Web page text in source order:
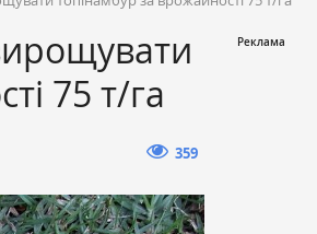
75 т/га
359